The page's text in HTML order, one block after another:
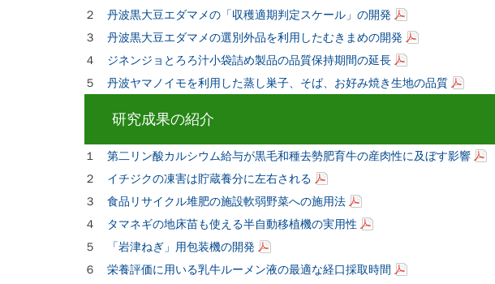
２ 丹波黒大豆エダマメの「収穫適期判定スケール」の開発
３ 丹波黒大豆エダマメの選別外品を利用したむきまめの開発
４ ジネンジョとろろ汁小袋詰め製品の品質保持期間の延長
５ 丹波ヤマノイモを利用した蒸し巣子、そば、お好み焼き生地の品質
研究成果の紹介
１ 第二リン酸カルシウム給与が黒毛和種去勢肥育牛の産肉性に及ぼす影響
２ イチジクの凍害は貯蔵養分に左右される
３ 食品リサイクル堆肥の施設軟弱野菜への施用法
４
タマネギの地床苗も使える半自動移植機の実用性
５
「岩津ねぎ」用包装機の開発
６ 栄養評価に用いる乳牛ルーメン液の最適な経口採取時間